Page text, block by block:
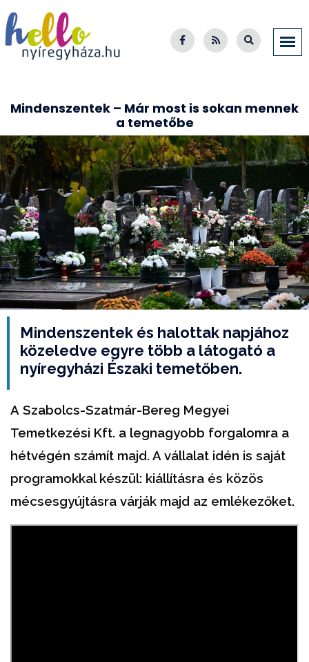
Mindenszentek – Már most is sokan mennek
a temetőbe
Mindenszentek és halottak napjához
közeledve egyre több a látogató a
nyíregyházi Északi temetőben.
A Szabolcs-Szatmár-Bereg Megyei
Temetkezési Kft. a legnagyobb forgalomra a
hétvégén számít majd. A vállalat idén is saját
programokkal készül: kiállításra és közös
mécsesgyújtásra várják majd az emlékezőket.